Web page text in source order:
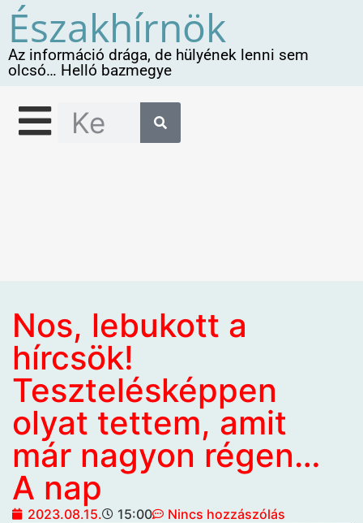
Északhírnök
Az információ drága, de hülyének lenni sem
olcsó… Helló bazmegye
Nos, lebukott a
hírcsök!
Tesztelésképpen
olyat tettem, amit
már nagyon régen…
A nap
2023.08.15. 15:00 Nincs hozzászólás